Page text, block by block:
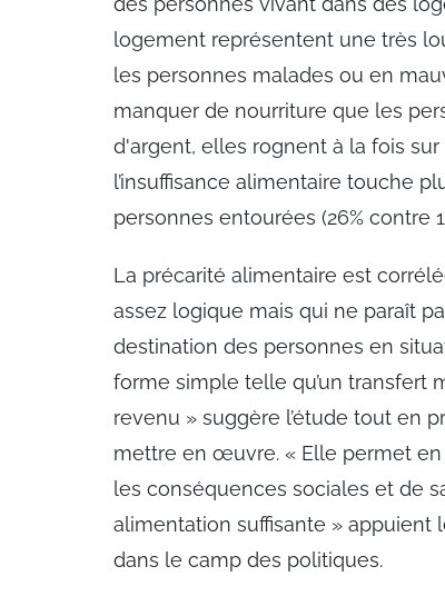
logement représentent une très
les personnes malades ou en
manquer de nourriture que les
d'argent, elles rognent à la fois
l’insuffisance alimentaire touche
personnes entourées (26% contre
La précarité alimentaire est
assez logique mais qui ne paraît
destination des personnes en
forme simple telle qu’un transfert
revenu » suggère l’étude tout en
mettre en œuvre. « Elle permet
les conséquences sociales et de
alimentation suffisante » appuient
dans le camp des politiques.